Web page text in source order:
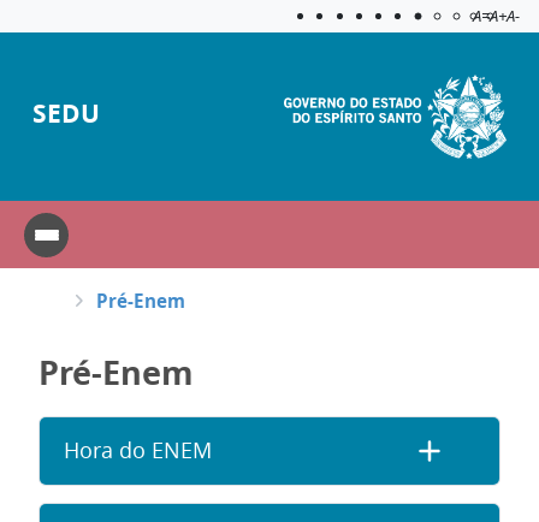
Aplicar
A=A+A-
SEDU
Pré-Enem
Pré-Enem
Hora do ENEM